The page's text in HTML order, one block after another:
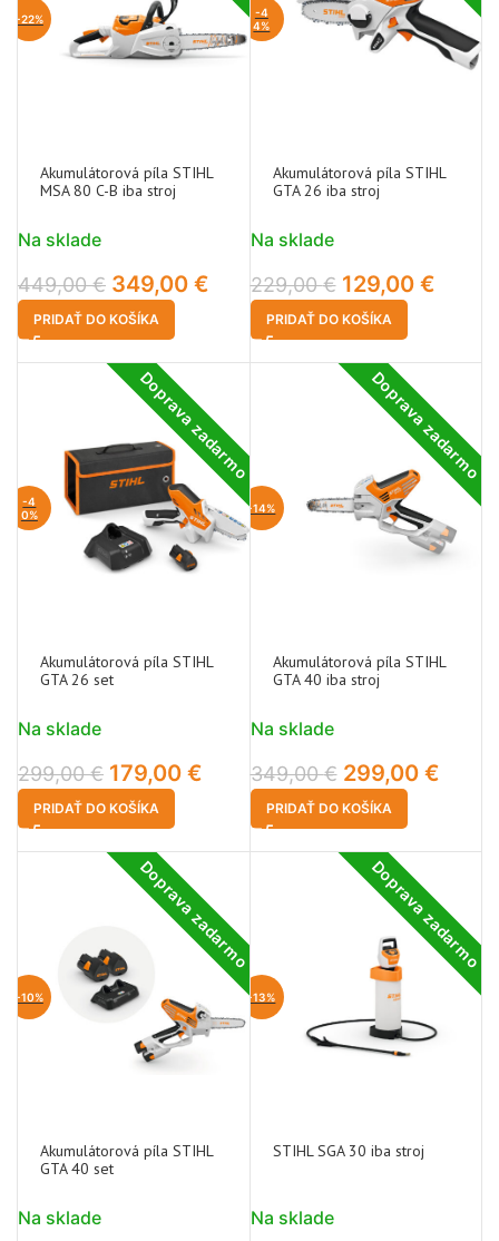
-22%
Akumulátorová píla STIHL
MSA 80 C-B iba stroj
Na sklade
449,00€ 349,00 €
PRIDAŤ DO KOŠÍKA
-4
4%
Akumulátorová píla STIHL
GTA 26 iba stroj
Na sklade
229,00€ 129,00 €
PRIDAŤ DO KOŠÍKA
Doprava zadarmo
-4
0%
Akumulátorová píla STIHL
GTA 26 set
Na sklade
299,00€ 179,00 €
PRIDAŤ DO KOŠÍKA
Doprava zadarmo
-14%
Akumulátorová píla STIHL
GTA 40 iba stroj
Na sklade
349,00€ 299,00 €
PRIDAŤ DO KOŠÍKA
Doprava zadarmo
-10%
Akumulátorová píla STIHL
GTA 40 set
Na sklade
Doprava zadarmo
-13%
STIHL SGA 30 iba stroj
Na sklade